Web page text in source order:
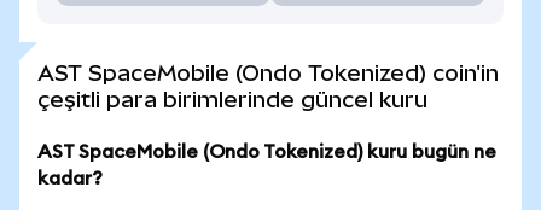
AST SpaceMobile (Ondo Tokenized) coin'in
çeşitli para birimlerinde güncel kuru
AST SpaceMobile (Ondo Tokenized) kuru bugün ne
kadar?